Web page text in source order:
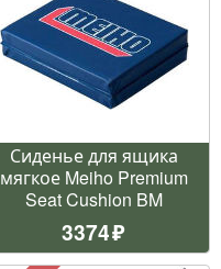
Сиденье для ящика
мягкое Meiho Premium
Seat Cushion BM
3374